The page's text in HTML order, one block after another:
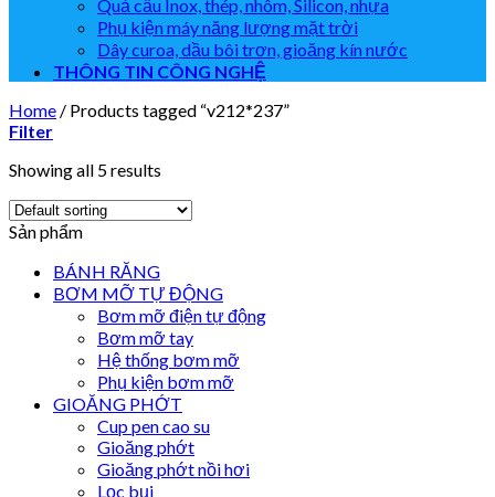
Quả cầu Inox, thép, nhôm, Silicon, nhựa
Phụ kiện máy năng lượng mặt trời
Dây curoa, dầu bôi trơn, gioăng kín nước
THÔNG TIN CÔNG NGHỆ
Home / Products tagged “v212*237”
Filter
Showing all 5 results
Sản phẩm
BÁNH RĂNG
BƠM MỠ TỰ ĐỘNG
Bơm mỡ điện tự động
Bơm mỡ tay
Hệ thống bơm mỡ
Phụ kiện bơm mỡ
GIOĂNG PHỚT
Cup pen cao su
Gioăng phớt
Gioăng phớt nồi hơi
Lọc bụi